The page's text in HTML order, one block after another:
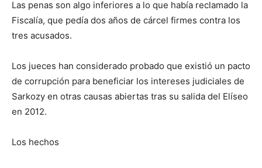
Las penas son algo inferiores a lo que había reclamado la
Fiscalía, que pedía dos años de cárcel firmes contra los
tres acusados.
Los jueces han considerado probado que existió un pacto
de corrupción para beneficiar los intereses judiciales de
Sarkozy en otras causas abiertas tras su salida del Elíseo
en 2012.
Los hechos